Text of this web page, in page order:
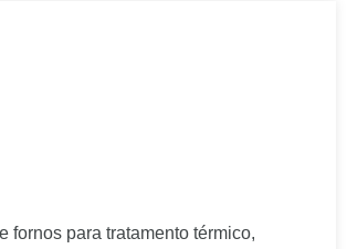
fornos para tratamento térmico,